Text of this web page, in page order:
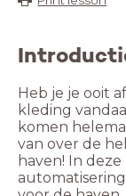
Heb je je ooit
kleding
komen
van over de
haven! In